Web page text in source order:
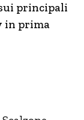
principali
in prima